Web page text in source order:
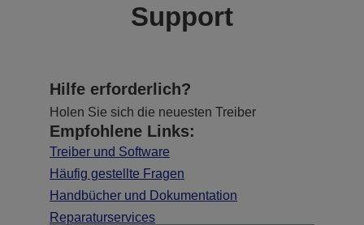
Support
Hilfe erforderlich?
Holen Sie sich die neuesten Treiber
Empfohlene Links:
Treiber und Software
Häufig gestellte Fragen
Handbücher und Dokumentation
Reparaturservices